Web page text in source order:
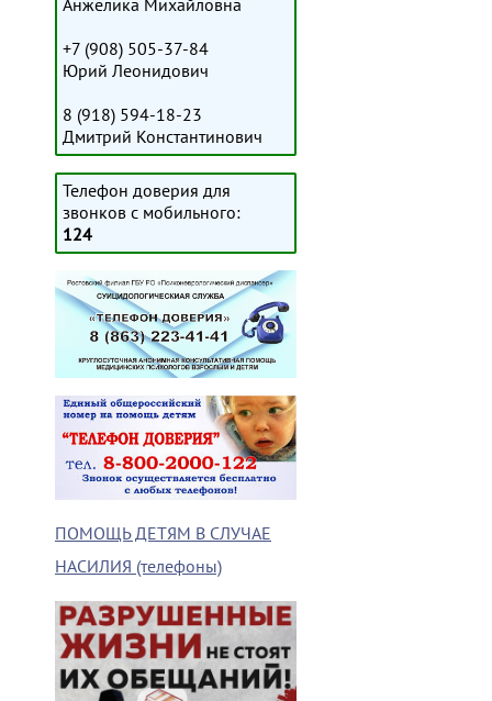
Анжелика Михайловна
+7 (908) 505-37-84
Юрий Леонидович
8 (918) 594-18-23
Дмитрий Константинович
Телефон доверия для
звонков с мобильного:
124
ПОМОЩЬ ДЕТЯМ В СЛУЧАЕ
НАСИЛИЯ (телефоны)